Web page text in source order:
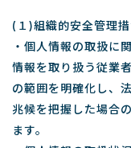
(１)組織的安全管理
・個人情報の取扱に
情報を取り扱う従業
の範囲を明確化し、
兆候を把握した場合
ます。